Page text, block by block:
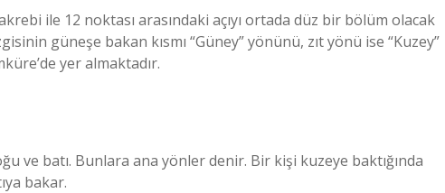
ile 12 noktası arasındaki açıyı ortada düz bir bölüm olacak
güneşe bakan kısmı “Güney” yönünü, zıt yönü ise “Kuzey”
yer almaktadır.
ve batı. Bunlara ana yönler denir. Bir kişi kuzeye baktığında
bakar.